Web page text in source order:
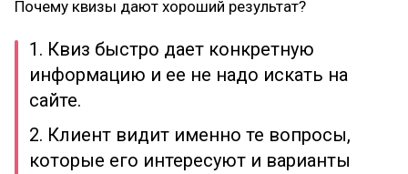
Почему квизы дают хороший результат?
1. Квиз быстро дает конкретную
информацию и ее не надо искать на
сайте.
2. Клиент видит именно те вопросы,
которые его интересуют и варианты